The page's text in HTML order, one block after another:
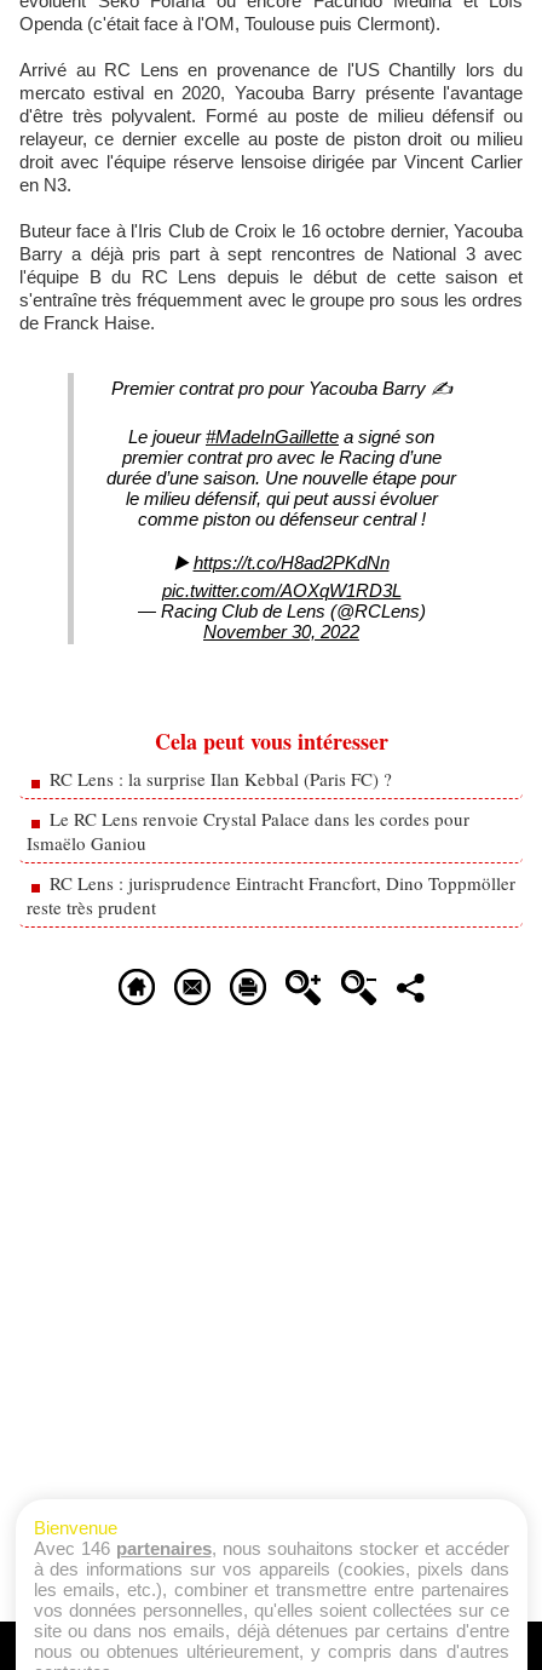
Openda (c'était face à l'OM, Toulouse puis Clermont).
Arrivé au RC Lens en provenance de l'US Chantilly lors du
mercato estival en 2020, Yacouba Barry présente l'avantage
d'être très polyvalent. Formé au poste de milieu défensif ou
relayeur, ce dernier excelle au poste de piston droit ou milieu
droit avec l'équipe réserve lensoise dirigée par Vincent Carlier
en N3.
Buteur face à l'Iris Club de Croix le 16 octobre dernier, Yacouba
Barry a déjà pris part à sept rencontres de National 3 avec
l'équipe B du RC Lens depuis le début de cette saison et
s'entraîne très fréquemment avec le groupe pro sous les ordres
de Franck Haise.
Premier contrat pro pour Yacouba Barry ✍️
Le joueur#MadeInGaillette a signé son
premier contrat pro avec le Racing d’une
durée d’une saison. Une nouvelle étape pour
le milieu défensif, qui peut aussi évoluer
comme piston ou défenseur central !
▶️https://t.co/H8ad2PKdNn
pic.twitter.com/AOXqW1RD3L
— Racing Club de Lens (@RCLens)
November 30, 2022
Cela peut vous intéresser
RC Lens : la surprise Ilan Kebbal (Paris FC) ?
Le RC Lens renvoie Crystal Palace dans les cordes pour
Ismaëlo Ganiou
RC Lens : jurisprudence Eintracht Francfort, Dino Toppmöller
reste très prudent
A PROPOS
Bienvenue
Avec 146 partenaires, nous souhaitons stocker et accéder
à des informations sur vos appareils (cookies, pixels dans
les emails, etc.), combiner et transmettre entre partenaires
vos données personnelles, qu'elles soient collectées sur ce
site ou dans nos emails, déjà détenues par certains d'entre
nous ou obtenues ultérieurement, y compris dans d'autres